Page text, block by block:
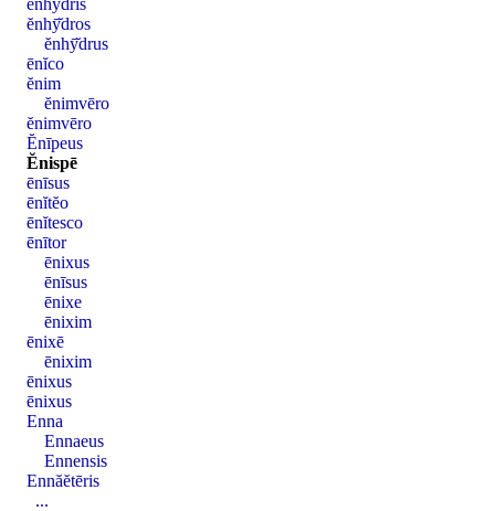
ĕnhȳ̆dros
ĕnhȳ̆drus
ēnĭco
ĕnim
ĕnimvēro
ĕnimvēro
Ĕnīpeus
Ĕnispē
ēnīsus
ēnĭtĕo
ēnĭtesco
ēnītor
ēnixus
ēnīsus
ēnixe
ēnixim
ēnixē
ēnixim
ēnixus
ēnixus
Enna
Ennaeus
Ennensis
Ennăĕtēris
...